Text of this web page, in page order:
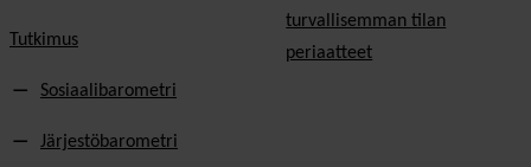
Tutkimus
Sosiaalibarometri
Järjestöbarometri
turvallisemman tilan
periaatteet